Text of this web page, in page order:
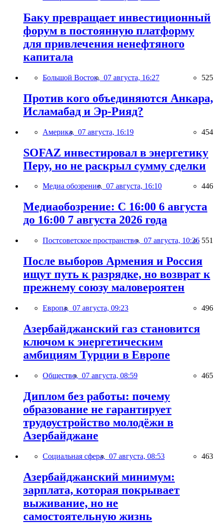
Баку превращает инвестиционный
форум в постоянную платформу
для привлечения ненефтяного
капитала
Большой Восток, 07 августа, 16:27 525
Против кого объединяются Анкара,
Исламабад и Эр-Рияд?
Америка, 07 августа, 16:19 454
SOFAZ инвестировал в энергетику
Перу, но не раскрыл сумму сделки
Медиа обозрение, 07 августа, 16:10 446
Медиаобозрение: С 16:00 6 августа
до 16:00 7 августа 2026 года
Постсоветское пространство, 07 августа, 10:26 551
После выборов Армения и Россия
ищут путь к разрядке, но возврат к
прежнему союзу маловероятен
Европа, 07 августа, 09:23 496
Азербайджанский газ становится
ключом к энергетическим
амбициям Турции в Европе
Общество, 07 августа, 08:59 465
Диплом без работы: почему
образование не гарантирует
трудоустройство молодёжи в
Азербайджане
Социальная сфера, 07 августа, 08:53 463
Азербайджанский минимум:
зарплата, которая покрывает
выживание, но не
самостоятельную жизнь